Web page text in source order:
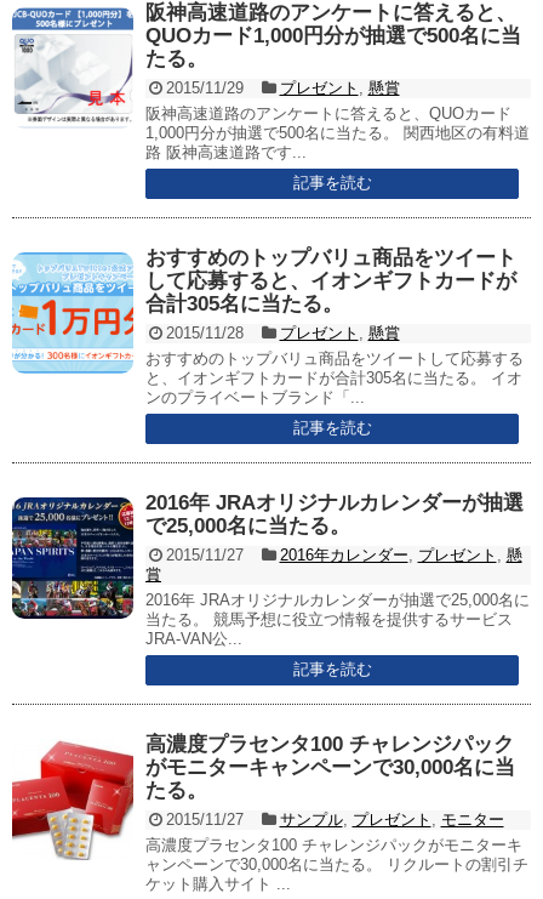
阪神高速道路のアンケートに答えると、
QUOカード1,000円分が抽選で500名に当
たる。
2015/11/29 プレゼント , 懸賞
阪神高速道路のアンケートに答えると、QUOカード
1,000円分が抽選で500名に当たる。 関西地区の有料道
路 阪神高速道路です...
記事を読む
おすすめのトップバリュ商品をツイート
して応募すると、イオンギフトカードが
合計305名に当たる。
2015/11/28 プレゼント , 懸賞
おすすめのトップバリュ商品をツイートして応募する
と、イオンギフトカードが合計305名に当たる。 イオ
ンのプライベートブランド「...
記事を読む
2016年 JRAオリジナルカレンダーが抽選
で25,000名に当たる。
2015/11/27 2016年カレンダー, プレゼント , 懸
賞
2016年 JRAオリジナルカレンダーが抽選で25,000名に
当たる。 競馬予想に役立つ情報を提供するサービス
JRA-VAN公...
記事を読む
高濃度プラセンタ100 チャレンジパック
がモニターキャンペーンで30,000名に当
たる。
2015/11/27 サンプル, プレゼント , モニター
高濃度プラセンタ100 チャレンジパックがモニターキ
ャンペーンで30,000名に当たる。 リクルートの割引チ
ケット購入サイト ...